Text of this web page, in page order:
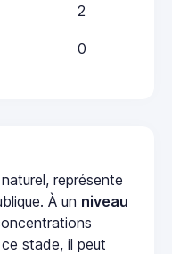
2
0
représente
À un niveau
stade, il peut